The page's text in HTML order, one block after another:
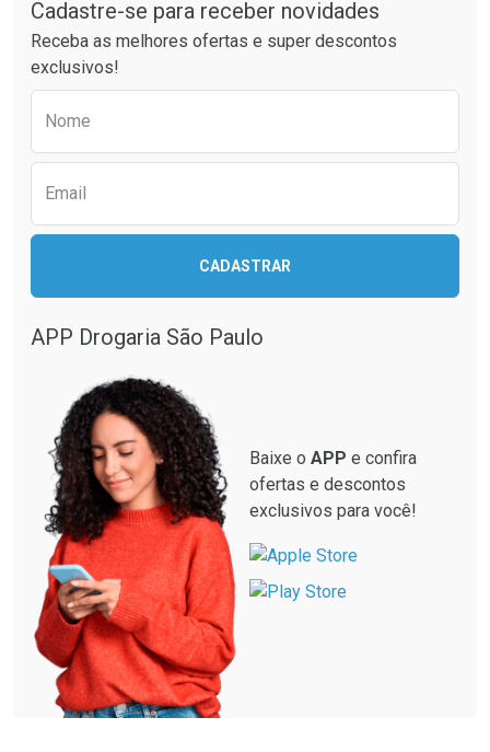
Ativar Desconto
Comprar sem Desconto
Comprar sem Desconto
Por R$ 14,20/cada
Ativar Desconto
Comprar sem Desconto
Comprar sem Desconto
Cadastre-se para receber novidades
Receba as melhores ofertas e super descontos
exclusivos!
Nome
Email
CADASTRAR
APP Drogaria São Paulo
Baixe o APP e confira
ofertas e descontos
exclusivos para você!